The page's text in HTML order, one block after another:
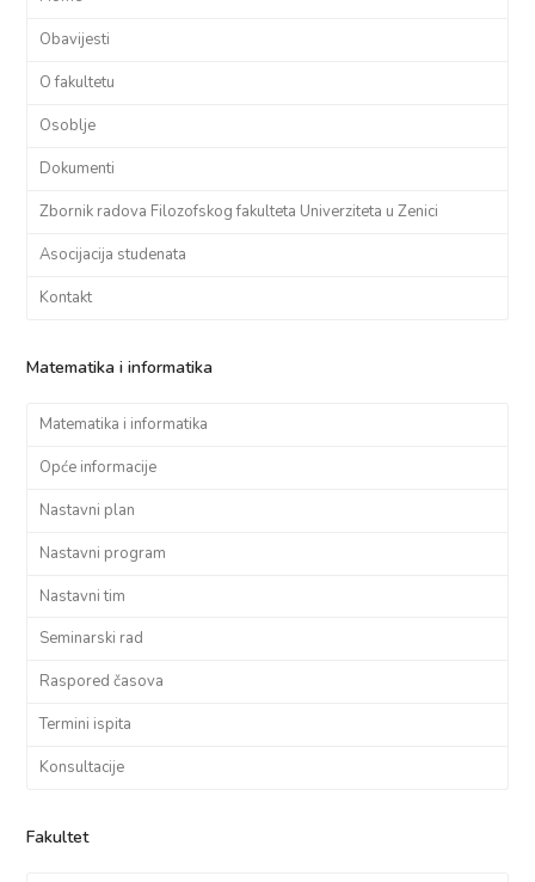
Obavijesti
O fakultetu
Osoblje
Dokumenti
Zbornik radova Filozofskog fakulteta Univerziteta u Zenici
Asocijacija studenata
Kontakt
Matematika i informatika
Matematika i informatika
Opće informacije
Nastavni plan
Nastavni program
Nastavni tim
Seminarski rad
Raspored časova
Termini ispita
Konsultacije
Fakultet